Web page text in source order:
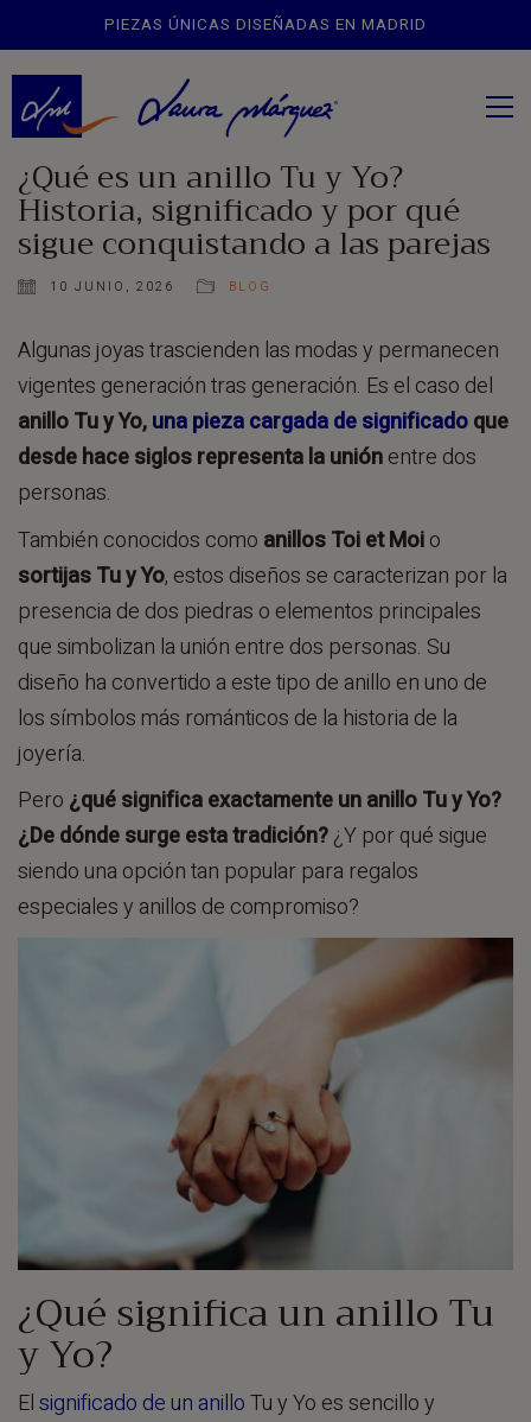
CREACIONES PERSONALIZADAS BAJO ENCARGO
¿Qué es un anillo Tu y Yo?
Historia, significado y por qué
sigue conquistando a las parejas
10 JUNIO, 2026 BLOG
Algunas joyas trascienden las modas y permanecen
vigentes generación tras generación. Es el caso del
anillo Tu y Yo,una pieza cargada de significadoque
desde hace siglos representa la uniónentre dos
personas.
También conocidos como anillos Toi et Moio
sortijas Tu y Yo, estos diseños se caracterizan por la
presencia de dos piedras o elementos principales
que simbolizan la unión entre dos personas. Su
diseño ha convertido a este tipo de anillo en uno de
los símbolos más románticos de la historia de la
joyería.
Pero ¿qué significa exactamente un anillo Tu y Yo?
¿De dónde surge esta tradición?¿Y por qué sigue
siendo una opción tan popular para regalos
especiales y anillos de compromiso?
¿Qué significa un anillo Tu
y Yo?
Elsignificado de un anilloTu y Yo es sencillo y